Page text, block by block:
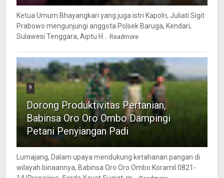
Ketua Umum Bhayangkari yang juga istri Kapolri, Juliati Sigit
Prabowo mengunjungi anggota Polsek Baruga, Kendari,
Sulawesi Tenggara, Aiptu H...
Readmore
9
Dorong Produktivitas Pertanian,
Babinsa Oro Oro Ombo Dampingi
Petani Penyiangan Padi
Lumajang, Dalam upaya mendukung ketahanan pangan di
wilayah binaannya, Babinsa Oro Oro Ombo Koramil 0821-